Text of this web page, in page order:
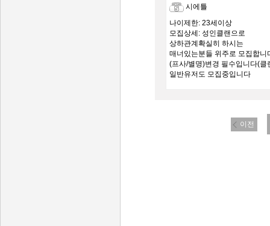
시에틀
나이제한: 23세이상
모집상세: 성인클랜으로
상하관계확실히 하시는
매너있는분들 위주로 모집합니
(프사/별명)변경 필수입니다(클
일반유저도 모집중입니다
이전